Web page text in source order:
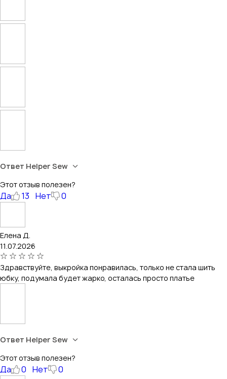
Ответ Helper Sew
Этот отзыв полезен?
Да 13 Нет 0
Елена Д.
11.07.2026
Здравствуйте, выкройка понравилась, только не стала шить
юбку, подумала будет жарко, осталась просто платье
Ответ Helper Sew
Этот отзыв полезен?
Да 0 Нет 0